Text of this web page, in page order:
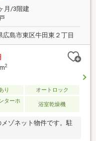
月/3階建
広島市東区牛田東２丁目
2
り オートロック
ターホ
浴室乾燥機
ゾネット物件です。駐